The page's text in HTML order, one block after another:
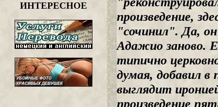
ИНТЕРЕСНОЕ
произведение,
"сочинил". Да,
Адажио заново.
типично
думая, добавил в
выглядит
произведение